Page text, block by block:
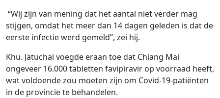
“Wij zijn van mening dat het aantal niet verder mag
stijgen, omdat het meer dan 14 dagen geleden is dat de
eerste infectie werd gemeld”, zei hij.
Khu. Jatuchai voegde eraan toe dat Chiang Mai
ongeveer 16.000 tabletten favipiravir op voorraad heeft,
wat voldoende zou moeten zijn om Covid-19-patiënten
in de provincie te behandelen.